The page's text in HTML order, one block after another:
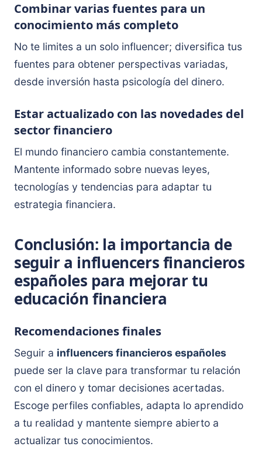
Combinar varias fuentes para un
conocimiento más completo
No te limites a un solo influencer; diversifica tus
fuentes para obtener perspectivas variadas,
desde inversión hasta psicología del dinero.
Estar actualizado con las novedades del
sector financiero
El mundo financiero cambia constantemente.
Mantente informado sobre nuevas leyes,
tecnologías y tendencias para adaptar tu
estrategia financiera.
Conclusión: la importancia de
seguir a influencers financieros
españoles para mejorar tu
educación financiera
Recomendaciones finales
Seguir a influencers financieros españoles
puede ser la clave para transformar tu relación
con el dinero y tomar decisiones acertadas.
Escoge perfiles confiables, adapta lo aprendido
a tu realidad y mantente siempre abierto a
actualizar tus conocimientos.